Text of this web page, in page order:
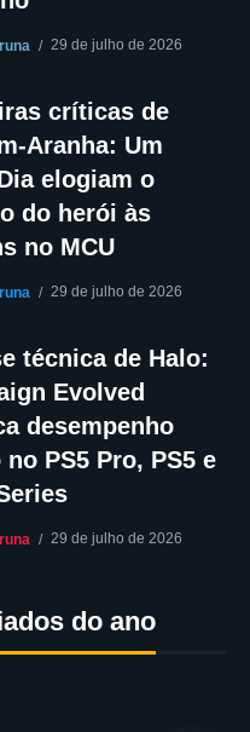
29 de julho de 2026
críticas de
Aranha: Um
elogiam o
do herói às
no MCU
29 de julho de 2026
técnica de Halo:
Evolved
desempenho
PS5 Pro, PS5 e
29 de julho de 2026
do ano